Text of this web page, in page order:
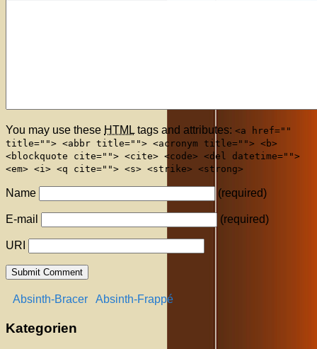
You may use these HTML tags and attributes: <a href=""
title=""> <abbr title=""> <acronym title=""> <b>
<blockquote cite=""> <cite> <code> <del datetime="">
<em> <i> <q cite=""> <s> <strike> <strong>
Name (required)
E-mail (required)
URI
Absinth-Bracer Absinth-Frappé
Kategorien